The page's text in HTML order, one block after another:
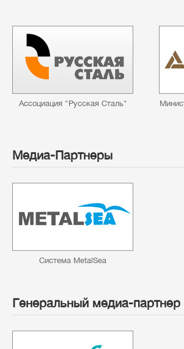
Ассоциация "Русская Сталь"
Медиа-Партнеры
Система MetalSea
Генеральный медиа-партнер